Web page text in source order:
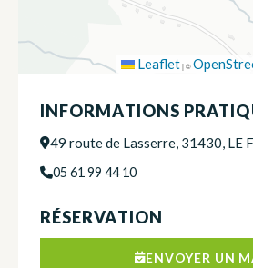
Leaflet|©
INFORMATIONS
49 route de Lasserre, 31430, LE
05 61 99 44 10
RÉSERVATION
ENVOYER UN